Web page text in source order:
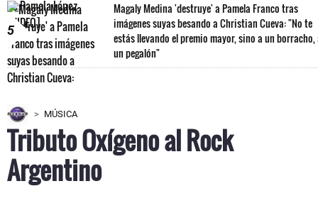
5
Magaly Medina 'destruye' a Pamela Franco tras
imágenes suyas besando a Christian Cueva: "No te
estás llevando el premio mayor, sino a un borracho,
un pegalón"
MÚSICA
Tributo Oxígeno al Rock
Argentino